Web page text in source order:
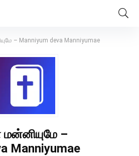
– Manniyum deva Manniyumae
–
Manniyumae